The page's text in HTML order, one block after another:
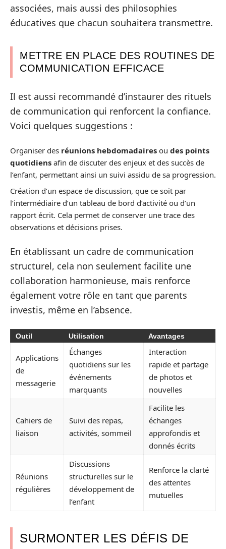
associées, mais aussi des philosophies
éducatives que chacun souhaitera transmettre.
METTRE EN PLACE DES ROUTINES DE
COMMUNICATION EFFICACE
Il est aussi recommandé d’instaurer des rituels
de communication qui renforcent la confiance.
Voici quelques suggestions :
Organiser des réunions hebdomadaires ou des points
quotidiens afin de discuter des enjeux et des succès de
l’enfant, permettant ainsi un suivi assidu de sa progression.
Création d’un espace de discussion, que ce soit par
l’intermédiaire d’un tableau de bord d’activité ou d’un
rapport écrit. Cela permet de conserver une trace des
observations et décisions prises.
En établissant un cadre de communication
structurel, cela non seulement facilite une
collaboration harmonieuse, mais renforce
également votre rôle en tant que parents
investis, même en l’absence.
Outil Utilisation Avantages
Applications
de
messagerie
Échanges
quotidiens sur les
événements
marquants
Interaction
rapide et partage
de photos et
nouvelles
Cahiers de
liaison
Suivi des repas,
activités, sommeil
Facilite les
échanges
approfondis et
donnés écrits
Réunions
régulières
Discussions
structurelles sur le
développement de
l’enfant
Renforce la clarté
des attentes
mutuelles
SURMONTER LES DÉFIS DE